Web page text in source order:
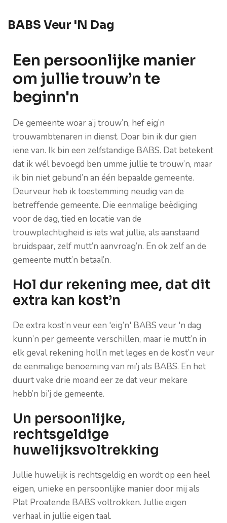
BABS Veur 'n Dag
Een persoonlijke manier
om jullie trouw’n te
beginn'n
De gemeente woar a’j trouw’n, hef eig’n
trouwambtenaren in dienst. Doar bin ik dur gien
iene van. Ik bin een zelfstandige BABS. Dat betekent
dat ik wél bevoegd ben umme jullie te trouw’n, maar
ik bin niet gebund’n an één bepaalde gemeente.
Deurveur heb ik toestemming neudig van de
betreffende gemeente. Die eenmalige beëdiging
voor de dag, tied en locatie van de
trouwplechtigheid is iets wat jullie, als aanstaand
bruidspaar, zelf mutt’n aanvroag’n. En ok zelf an de
gemeente mutt’n betaal’n.
Hol dur rekening mee, dat dit
extra kan kost’n
De extra kost’n veur een 'eig’n' BABS veur 'n dag
kunn’n per gemeente verschillen, maar ie mutt’n in
elk geval rekening holl’n met leges en de kost’n veur
de eenmalige benoeming van mi’j als BABS. En het
duurt vake drie moand eer ze dat veur mekare
hebb’n bi’j de gemeente.
Un persoonlijke,
rechtsgeldige
huwelijksvoltrekking
Jullie huwelijk is rechtsgeldig en wordt op een heel
eigen, unieke en persoonlijke manier door mij als
Plat Proatende BABS voltrokken. Jullie eigen
verhaal in jullie eigen taal.